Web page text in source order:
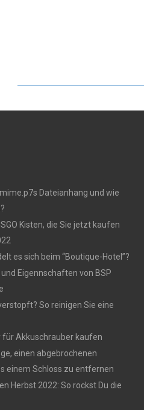
Dateianhang und wie
Kisten, die Sie jetzt kaufen
es sich beim “Boutique-Hotel”?
Eigennschaften von BSP
So reinigen Sie eine
für Akkuschrauber kaufen
einen abgebrochenen
einem Schloss zu entfernen
Herbst 2022: So rockst Du die